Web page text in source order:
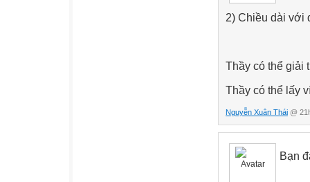
2) Chiều dài với
Thầy có thể giải
Thầy có thể lấy
Nguyễn Xuân Thái @
Bạn